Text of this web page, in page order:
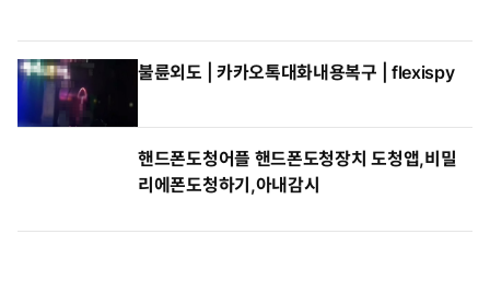
불륜외도 | 카카오톡대화내용복구 | flexispy
핸드폰도청어플 핸드폰도청장치 도청앱,비밀
리에폰도청하기,아내감시